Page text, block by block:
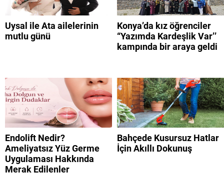
Uysal ile Ata ailelerinin
mutlu günü
Konya’da kız öğrenciler
“Yazımda Kardeşlik Var’’
kampında bir araya geldi
Endolift Nedir?
Ameliyatsız Yüz Germe
Uygulaması Hakkında
Merak Edilenler
Bahçede Kusursuz Hatlar
İçin Akıllı Dokunuş